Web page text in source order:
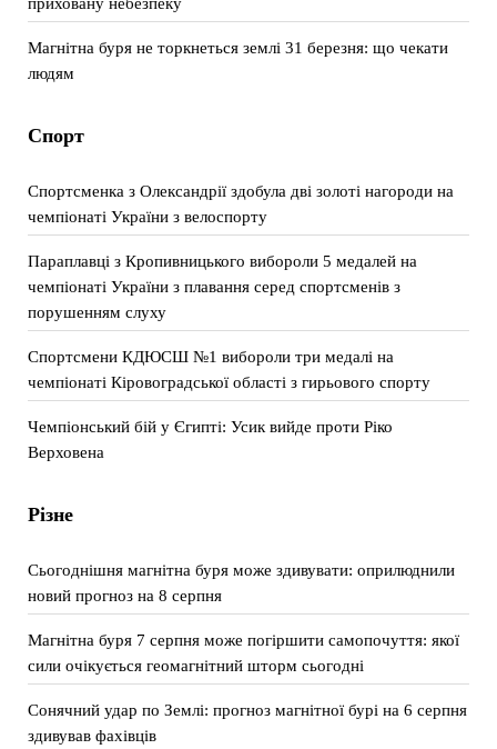
Магнітна буря не торкнеться землі 31 березня: що чекати
людям
Спорт
Спортсменка з Олександрії здобула дві золоті нагороди на
чемпіонаті України з велоспорту
Параплавці з Кропивницького вибороли 5 медалей на
чемпіонаті України з плавання серед спортсменів з
порушенням слуху
Спортсмени КДЮСШ №1 вибороли три медалі на
чемпіонаті Кіровоградської області з гирьового спорту
Чемпіонський бій у Єгипті: Усик вийде проти Ріко
Верховена
Різне
Сьогоднішня магнітна буря може здивувати: оприлюднили
новий прогноз на 8 серпня
Магнітна буря 7 серпня може погіршити самопочуття: якої
сили очікується геомагнітний шторм сьогодні
Сонячний удар по Землі: прогноз магнітної бурі на 6 серпня
здивував фахівців